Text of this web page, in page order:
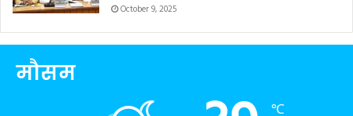
October 9, 2025
मौसम
℃